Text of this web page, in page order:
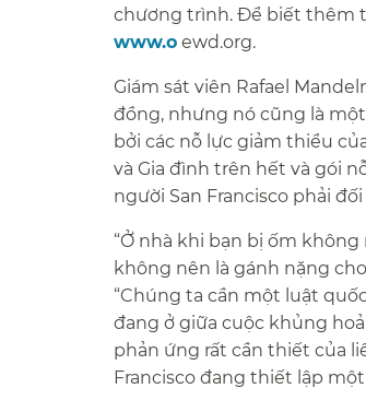
chương trình. Để biết thêm
www.o ewd.org.​​
Giám sát viên Rafael
đồng, nhưng nó cũng là
bởi các nỗ lực giảm thiểu
và Gia đình trên hết và gói
người San Francisco phải
“Ở nhà khi bạn bị ốm
không nên là gánh nặng
“Chúng ta cần một luật
đang ở giữa cuộc khủng
phản ứng rất cần thiết của
Francisco đang thiết lập